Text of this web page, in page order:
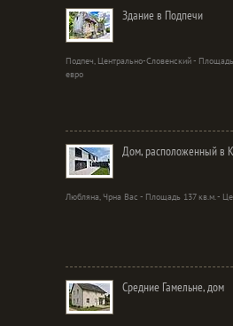
Здание в Подпечи
Подпеч, Центрально-Словенский -
евро
Дом, расположенный в
Любляна, Чрна Вас - Площадь 137 кв.м. -
Средние Гамельне, дом